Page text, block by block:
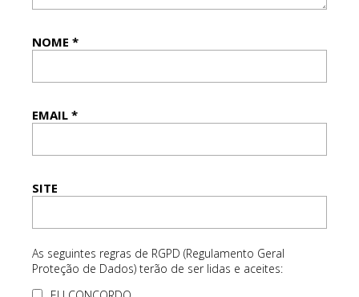
NOME *
EMAIL *
SITE
As seguintes regras de RGPD (Regulamento Geral
Proteção de Dados) terão de ser lidas e aceites: